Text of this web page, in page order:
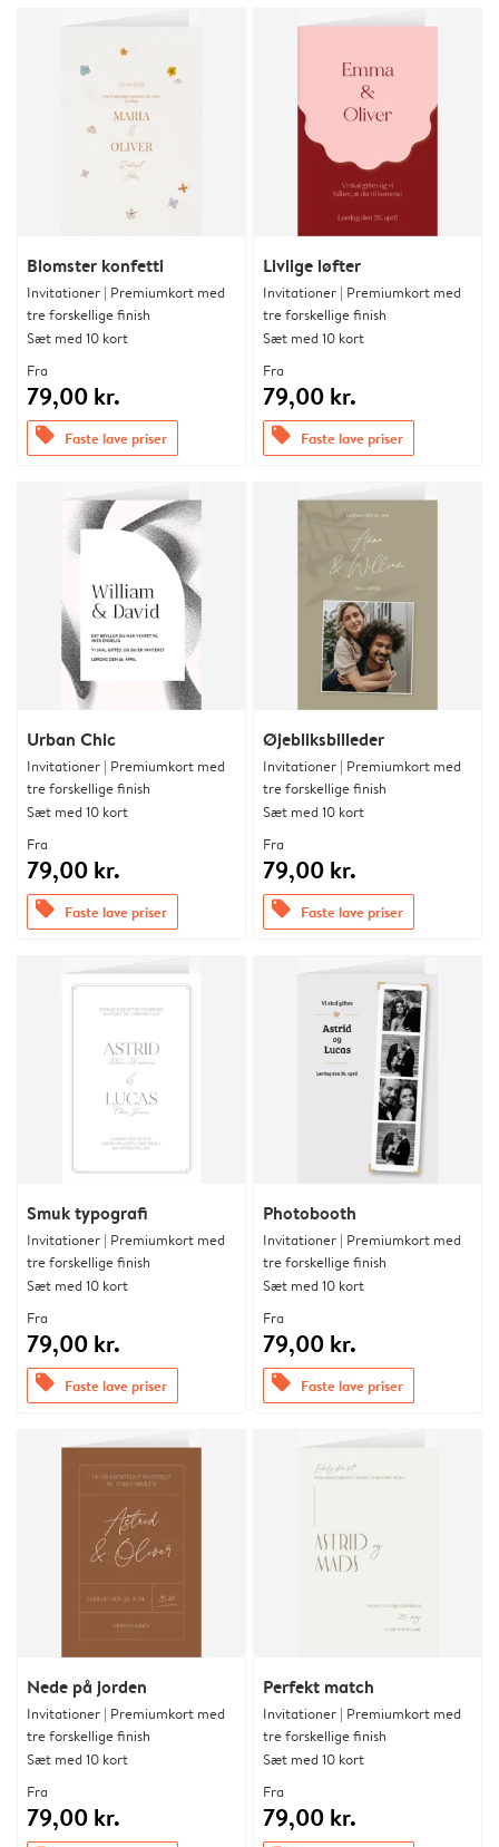
Blomster konfetti
Invitationer | Premiumkort med
tre forskellige finish
Sæt med 10 kort
Fra
79,00 kr.
offers Faste lave priser
Livlige løfter
Invitationer | Premiumkort med
tre forskellige finish
Sæt med 10 kort
Fra
79,00 kr.
offers Faste lave priser
Urban Chic
Invitationer | Premiumkort med
tre forskellige finish
Sæt med 10 kort
Fra
79,00 kr.
offers Faste lave priser
Øjebliksbilleder
Invitationer | Premiumkort med
tre forskellige finish
Sæt med 10 kort
Fra
79,00 kr.
offers Faste lave priser
Smuk typografi
Invitationer | Premiumkort med
tre forskellige finish
Sæt med 10 kort
Fra
79,00 kr.
offers Faste lave priser
Photobooth
Invitationer | Premiumkort med
tre forskellige finish
Sæt med 10 kort
Fra
79,00 kr.
offers Faste lave priser
Nede på jorden
Invitationer | Premiumkort med
tre forskellige finish
Sæt med 10 kort
Fra
79,00 kr.
Perfekt match
Invitationer | Premiumkort med
tre forskellige finish
Sæt med 10 kort
Fra
79,00 kr.